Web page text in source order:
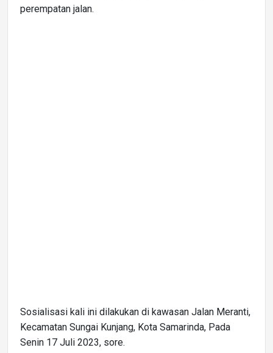
perempatan jalan.
Sosialisasi kali ini dilakukan di kawasan Jalan Meranti,
Kecamatan Sungai Kunjang, Kota Samarinda, Pada
Senin 17 Juli 2023, sore.